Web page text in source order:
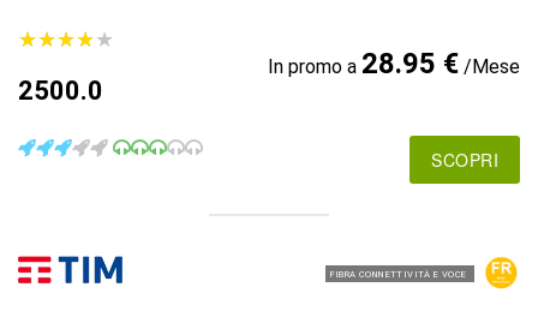
★★★★★
★★★★★
2500.0
In promo a 28.95 €/Mese
SCOPRI
FIBRA CONNETTIVITÀ E VOCE